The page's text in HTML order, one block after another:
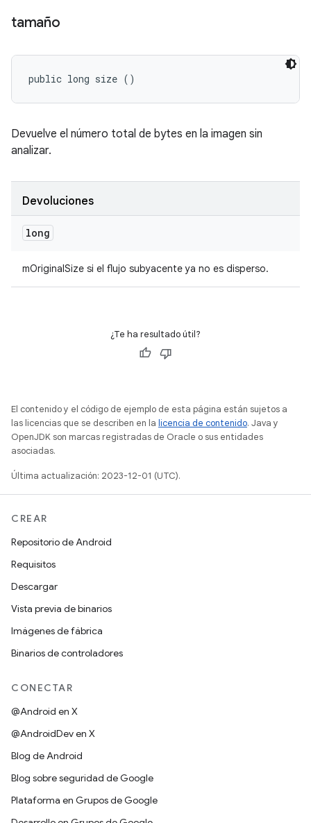
tamaño
public long size ()
Devuelve el número total de bytes en la imagen sin
analizar.
Devoluciones
long
mOriginalSize si el flujo subyacente ya no es disperso.
¿Te ha resultado útil?
El contenido y el código de ejemplo de esta página están sujetos a
las licencias que se describen en la licencia de contenido. Java y
OpenJDK son marcas registradas de Oracle o sus entidades
asociadas.
Última actualización: 2023-12-01 (UTC).
CREAR
Repositorio de Android
Requisitos
Descargar
Vista previa de binarios
Imágenes de fábrica
Binarios de controladores
CONECTAR
@Android en X
@AndroidDev en X
Blog de Android
Blog sobre seguridad de Google
Plataforma en Grupos de Google